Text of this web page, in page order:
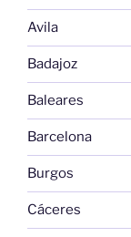
Avila
Badajoz
Baleares
Barcelona
Burgos
Cáceres